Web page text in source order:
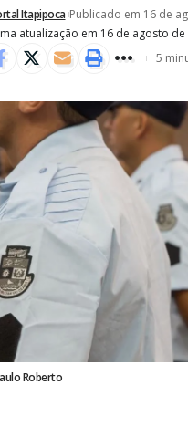
atualização em 16 de agosto de
Itapipoca Publicado em 16 de
5
Roberto